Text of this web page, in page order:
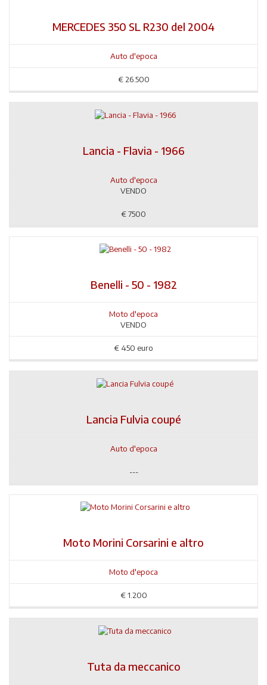
MERCEDES 350 SL R230 del 2004
Auto d'epoca
€ 26.500
Lancia - Flavia - 1966
Auto d'epoca
VENDO
€7500
Benelli - 50 - 1982
Moto d'epoca
VENDO
€ 450 euro
Lancia Fulvia coupé
Auto d'epoca
---
Moto Morini Corsarini e altro
Moto d'epoca
€ 1.200
Tuta da meccanico